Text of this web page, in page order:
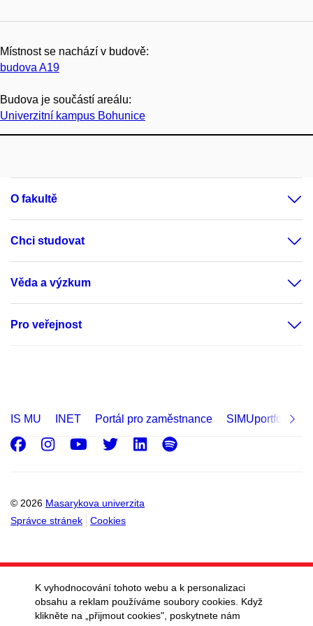
Místnost se nachází v budově:
budova A19
Budova je součástí areálu:
Univerzitní kampus Bohunice
O fakultě
Chci studovat
Věda a výzkum
Pro veřejnost
IS MU INET Portál pro zaměstnance SIMUportfolio
© 2026 Masarykova univerzita
Správce stránek
Cookies
Facebook
Instagram
Youtube
Twitter
LinkedIn
Spotify
K vyhodnocování tohoto webu a k personalizaci
obsahu a reklam používáme soubory cookies. Když
klikněte na „přijmout cookies", poskytnete nám